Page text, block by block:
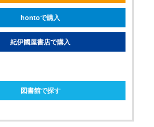
hontoで購入
紀伊國屋書店で購入
図書館で探す